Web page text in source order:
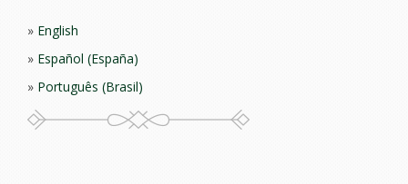
English
Español (España)
Português (Brasil)